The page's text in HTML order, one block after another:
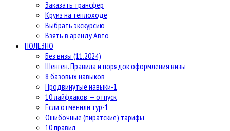
Заказать трансфер
Круиз на теплоходе
Выбрать экскурсию
Взять в аренду Авто
ПОЛЕЗНО
Без визы (11.2024)
Шенген. Правила и порядок оформления визы
8 базовых навыков
Продвинутые навыки-1
10 лайфхаков — отпуск
Если отменили тур-1
Ошибочные (пиратские) тарифы
10 правил